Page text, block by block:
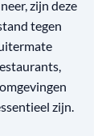
zijn deze
tegen
zijn.